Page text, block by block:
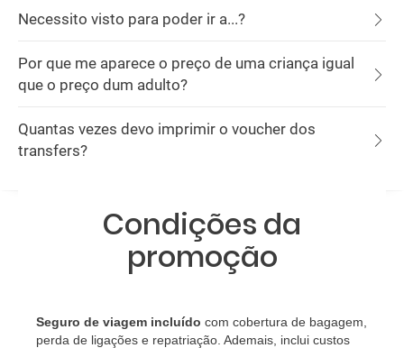
Necessito visto para poder ir a...?
Por que me aparece o preço de uma criança igual
que o preço dum adulto?
Quantas vezes devo imprimir o voucher dos
transfers?
Condições da
promoção
Seguro de viagem incluído com cobertura de bagagem,
perda de ligações e repatriação. Ademais, inclui custos